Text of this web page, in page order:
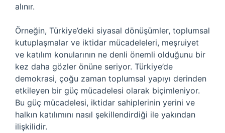
alınır.
Örneğin, Türkiye’deki siyasal dönüşümler, toplumsal
kutuplaşmalar ve iktidar mücadeleleri, meşruiyet
ve katılım konularının ne denli önemli olduğunu bir
kez daha gözler önüne seriyor. Türkiye’de
demokrasi, çoğu zaman toplumsal yapıyı derinden
etkileyen bir güç mücadelesi olarak biçimleniyor.
Bu güç mücadelesi, iktidar sahiplerinin yerini ve
halkın katılımını nasıl şekillendirdiği ile yakından
ilişkilidir.